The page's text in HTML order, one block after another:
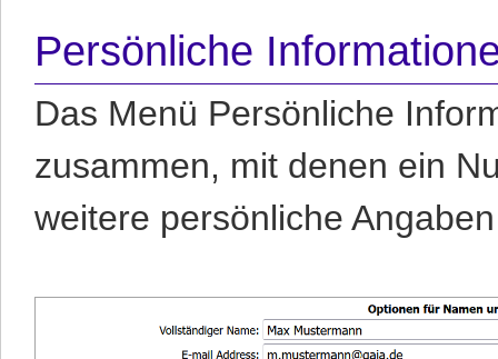
Persönliche
Das Menü Persönliche
zusammen, mit denen ein
weitere persönliche